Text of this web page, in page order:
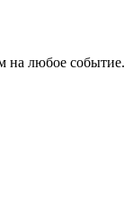
на любое событие.